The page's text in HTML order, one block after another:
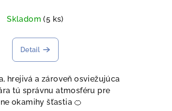
Skladom(5 ks)
Detail
hrejivá a zároveň osviežujúca
tú správnu atmosféru pre
okamihy šťastia 🍊